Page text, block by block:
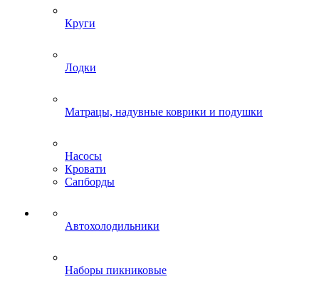
Круги
Лодки
Матрацы, надувные коврики и подушки
Насосы
Кровати
Сапборды
Автохолодильники
Наборы пикниковые